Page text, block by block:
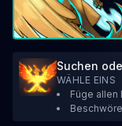
Suchen
WÄHLE EINS
Füge allen